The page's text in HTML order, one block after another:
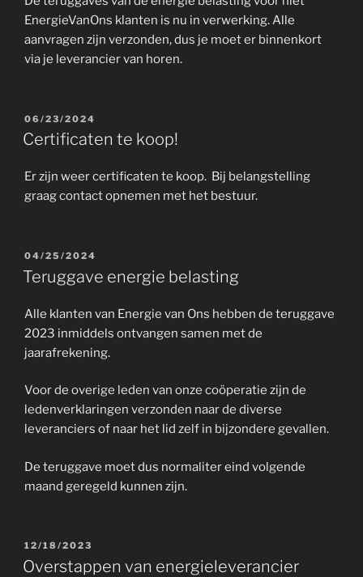
EnergieVanOns klanten is nu in verwerking. Alle
aanvragen zijn verzonden, dus je moet er binnenkort
via je leverancier van horen.
GEPLAATST
OP
06/23/2024
Certificaten te koop!
Er zijn weer certificaten te koop. Bij belangstelling
graag contact opnemen met het bestuur.
GEPLAATST
OP
04/25/2024
Teruggave energie belasting
Alle klanten van Energie van Ons hebben de teruggave
2023 inmiddels ontvangen samen met de
jaarafrekening.
Voor de overige leden van onze coöperatie zijn de
ledenverklaringen verzonden naar de diverse
leveranciers of naar het lid zelf in bijzondere gevallen.
De teruggave moet dus normaliter eind volgende
maand geregeld kunnen zijn.
GEPLAATST
OP
12/18/2023
Overstappen van energieleverancier